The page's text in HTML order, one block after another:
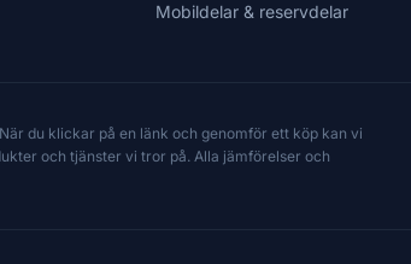
Mobildelar & reservdelar
du klickar på en länk och genomför ett köp kan vi
och tjänster vi tror på. Alla jämförelser och